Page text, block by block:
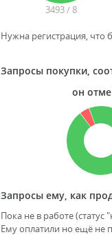
3493 / 8
Нужна регистрация, что
Запросы покупки,
он
Запросы ему, как
Пока не в работе
Ему оплатили но ещё не